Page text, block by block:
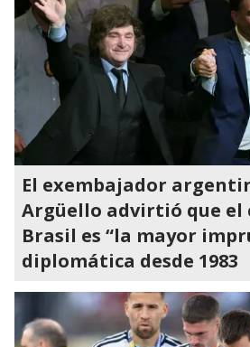
El exembajador
Argüello advirtió que el
Brasil es “la mayor
diplomática desde 1983